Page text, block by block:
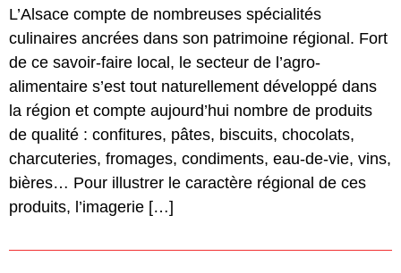
L’Alsace compte de nombreuses spécialités
culinaires ancrées dans son patrimoine régional. Fort
de ce savoir-faire local, le secteur de l’agro-
alimentaire s’est tout naturellement développé dans
la région et compte aujourd’hui nombre de produits
de qualité : confitures, pâtes, biscuits, chocolats,
charcuteries, fromages, condiments, eau-de-vie, vins,
bières… Pour illustrer le caractère régional de ces
produits, l’imagerie […]